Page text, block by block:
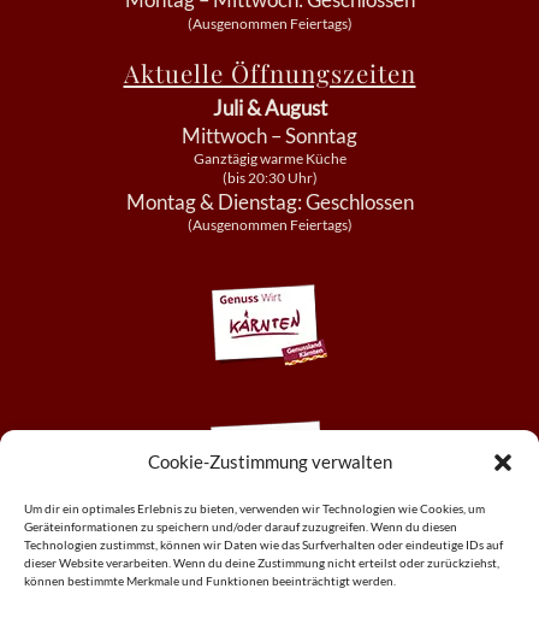
Cookie-Zustimmung verwalten
Um dir ein optimales Erlebnis zu bieten, verwenden wir Technologien wie Cookies, um
Geräteinformationen zu speichern und/oder darauf zuzugreifen. Wenn du diesen
Technologien zustimmst, können wir Daten wie das Surfverhalten oder eindeutige IDs auf
dieser Website verarbeiten. Wenn du deine Zustimmung nicht erteilst oder zurückziehst,
können bestimmte Merkmale und Funktionen beeinträchtigt werden.
(Ausgenommen Feiertags)
Aktuelle Öffnungszeiten
Juli & August
Mittwoch – Sonntag
Ganztägig warme Küche
(bis 20:30 Uhr)
Montag & Dienstag: Geschlossen
(Ausgenommen Feiertags)